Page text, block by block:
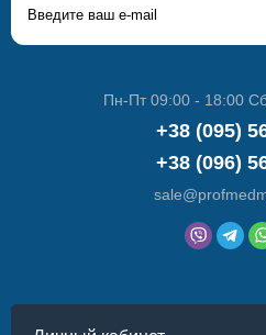
Пн-Пт 09:00 - 18:00
+38 (095)
+38 (096)